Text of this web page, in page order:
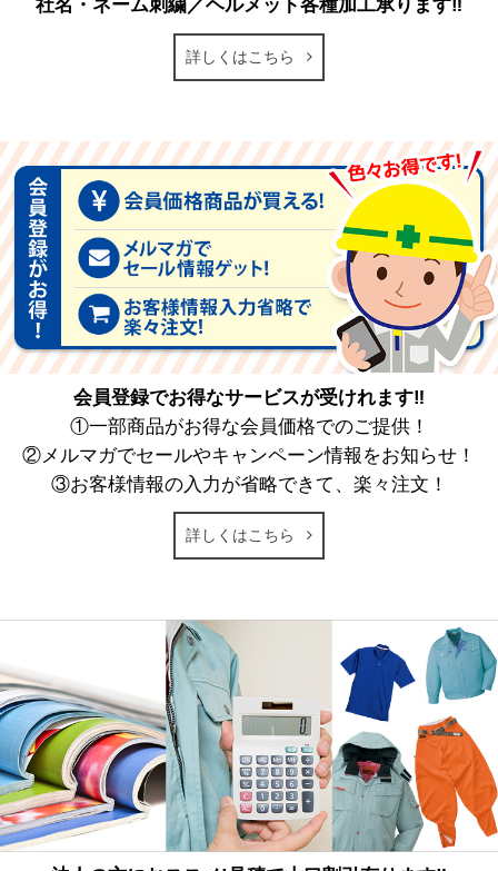
社名・ネーム刺繍／ヘルメット各種加工承ります‼
詳しくはこちら
会員登録でお得なサービスが受けれます‼
①一部商品がお得な会員価格でのご提供！
②メルマガでセールやキャンペーン情報をお知らせ！
③お客様情報の入力が省略できて、楽々注文！
詳しくはこちら